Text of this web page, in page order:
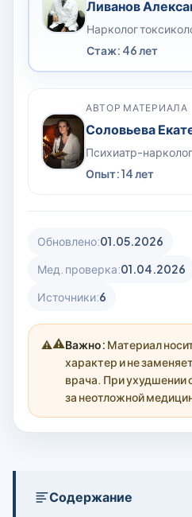
Ливанов
Нарколог
Стаж: 46 лет
АВТОР МАТЕРИАЛА
Соловьева
Психиатр-нарколог
Опыт: 14 лет
Обновлено:01.05.2026
Мед. проверка:01.04.2026
Источники:6
⚠️Важно: Материал
характер и не
врача. При ухудшении
за неотложной
Содержание